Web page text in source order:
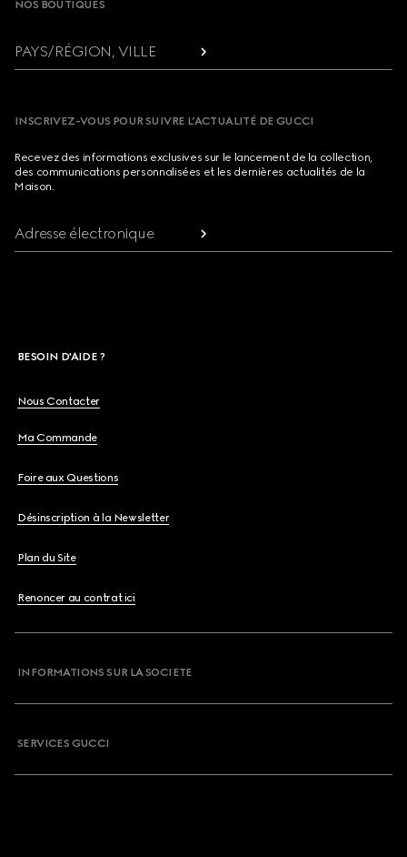
NOS BOUTIQUES
PAYS/RÉGION, VILLE
INSCRIVEZ-VOUS POUR SUIVRE L’ACTUALITÉ DE GUCCI
Recevez des informations exclusives sur le lancement de la collection,
des communications personnalisées et les dernières actualités de la
Maison.
Adresse électronique
BESOIN D'AIDE ?
Nous Contacter
Ma Commande
Foire aux Questions
Désinscription à la Newsletter
Plan du Site
Renoncer au contrat ici
INFORMATIONS SUR LA SOCIETE
SERVICES GUCCI